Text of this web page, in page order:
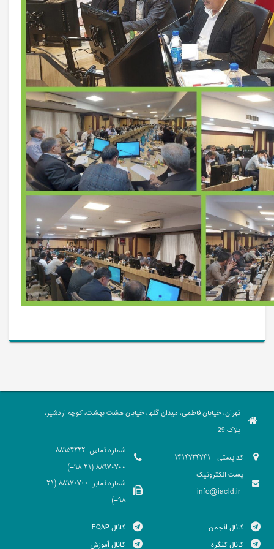
تهران، خیابان فاطمی، میدان گلها، خیابان هشت بهشت، کوچه اردشیر،
پلاک 29
کد پستی
پست الکترونیک
info@iacld.ir
شماره تماس
88954222 -
88970700 (21 98+)
شماره نمابر
88970700 (21
98+)
کانال انجمن
کانال کنگره
کانال EQAP
کانال آموزش